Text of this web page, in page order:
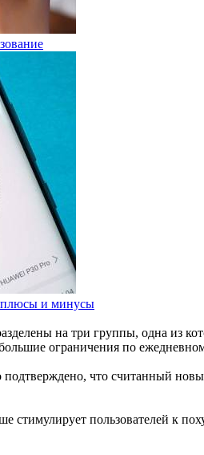
плюсы и минусы
на три группы, одна из
ограничения по
что считанный
стимулирует пользователей к